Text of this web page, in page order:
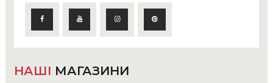
НАШІ МАГАЗИНИ